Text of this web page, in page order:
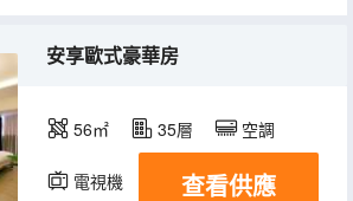
安享歐式豪華房
56㎡ 35層 空調
電視機 冰箱
查看供應